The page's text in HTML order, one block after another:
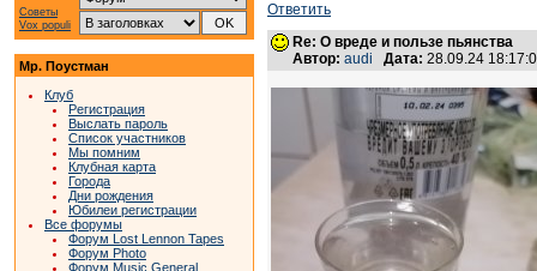
Советы
Vox populi
Мр. Поустман
Клуб
Регистрация
Выслать пароль
Список участников
Мы помним
Клубная карта
Города
Дни рождения
Юбилеи регистрации
Все форумы
Форум Lost Lennon Tapes
Форум Photo
Форум Music General
Ответить
Re: О вреде и пользе пьянства
Автор: audi Дата: 28.09.24